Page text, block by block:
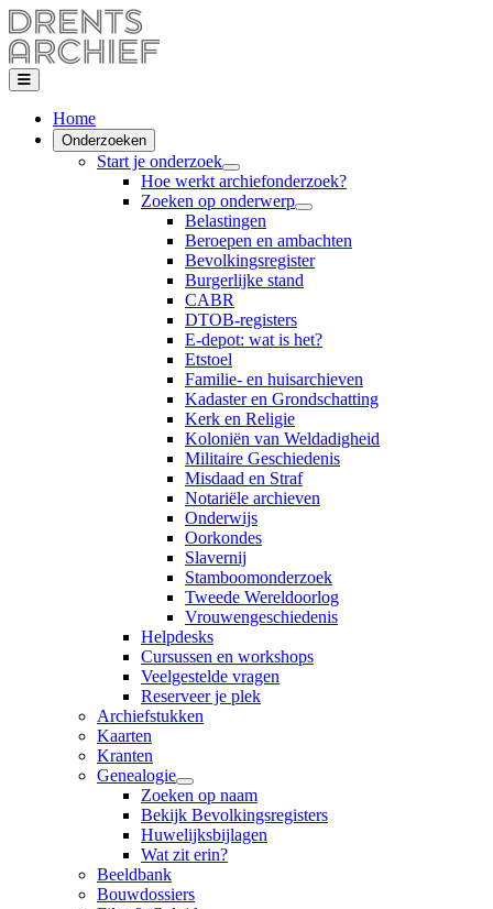
Home
Onderzoeken
Start je onderzoek
Hoe werkt archiefonderzoek?
Zoeken op onderwerp
Belastingen
Beroepen en ambachten
Bevolkingsregister
Burgerlijke stand
CABR
DTOB-registers
E-depot: wat is het?
Etstoel
Familie- en huisarchieven
Kadaster en Grondschatting
Kerk en Religie
Koloniën van Weldadigheid
Militaire Geschiedenis
Misdaad en Straf
Notariële archieven
Onderwijs
Oorkondes
Slavernij
Stamboomonderzoek
Tweede Wereldoorlog
Vrouwengeschiedenis
Helpdesks
Cursussen en workshops
Veelgestelde vragen
Reserveer je plek
Archiefstukken
Kaarten
Kranten
Genealogie
Zoeken op naam
Bekijk Bevolkingsregisters
Huwelijksbijlagen
Wat zit erin?
Beeldbank
Bouwdossiers